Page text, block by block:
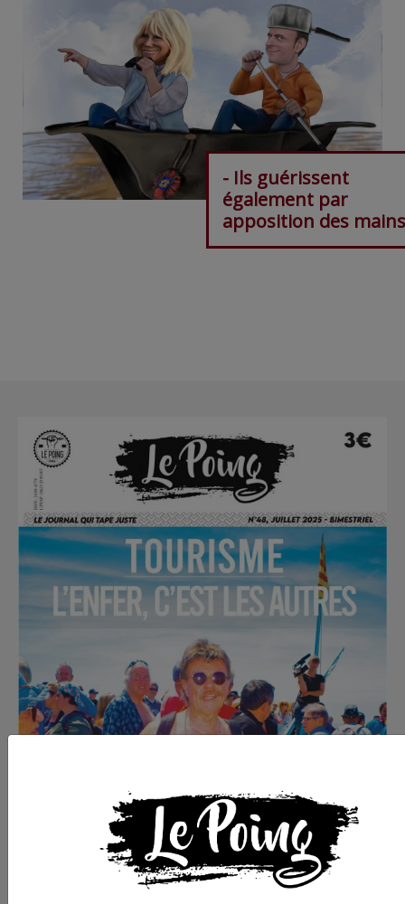
- Ils guérissent
également par
apposition des